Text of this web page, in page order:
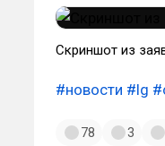
Скриншот из
#новости #lg
78 3